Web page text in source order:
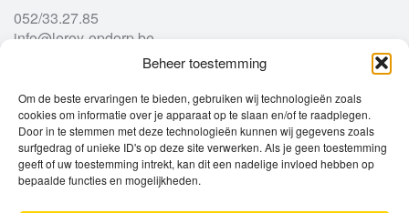
Beheer toestemming
Om de beste ervaringen te bieden, gebruiken wij technologieën zoals
cookies om informatie over je apparaat op te slaan en/of te raadplegen.
Door in te stemmen met deze technologieën kunnen wij gegevens zoals
surfgedrag of unieke ID's op deze site verwerken. Als je geen toestemming
geeft of uw toestemming intrekt, kan dit een nadelige invloed hebben op
bepaalde functies en mogelijkheden.
052/33.27.85
info@leroy-opdorp.be
Openingsuren
Ma
gesloten
Di
9u – 12u
13u – 18u00
Wo
9u – 12u
13u – 18u00
Do
9u – 12u 13u – 18u00